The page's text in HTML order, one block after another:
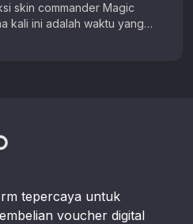
skin commander Magic
kali ini adalah waktu yang
tepercaya untuk
voucher digital